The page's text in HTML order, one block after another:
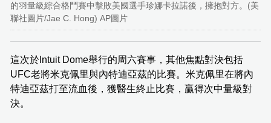
的羽量級綜合格鬥賽中擊敗美國選手珍娜卡拉諾後，擁抱對方。(美
聯社圖片/Jae C. Hong) AP圖片
這次於Intuit Dome舉行的周六賽事，其他焦點對決包括
UFC老將米克佩里與內特迪亞茲的比賽。米克佩里在將內
特迪亞茲打至流血後，獲醫生終止比賽，贏得次中量級對
決。